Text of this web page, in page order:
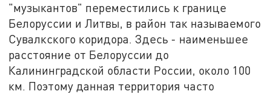
"музыкантов" переместились к границе
Белоруссии и Литвы, в район так называемого
Сувалкского коридора. Здесь - наименьшее
расстояние от Белоруссии до
Калининградской области России, около 100
км. Поэтому данная территория часто